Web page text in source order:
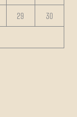
29 30